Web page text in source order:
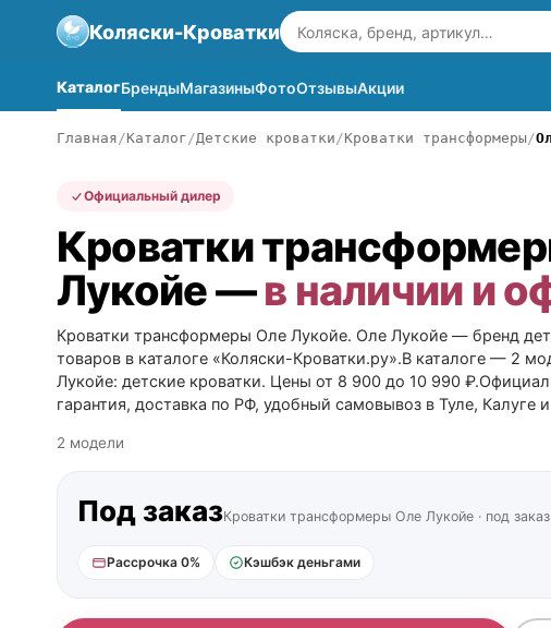
Коляски-Кроватки
КаталогБрендыМагазиныФотоОтзывыАкции
Главная Каталог Детские кроватки Кроватки трансформеры
Официальный дилер
Кроватки
Лукойе —в наличии и
Кроватки трансформеры Оле Лукойе. Оле Лукойе — бренд
товаров в каталоге «Коляски-Кроватки.ру».В каталоге — 2
Лукойе: детские кроватки. Цены от 8 900 до 10 990
гарантия, доставка по РФ, удобный самовывоз в Туле, Калуге
2 модели
Под заказКроватки трансформеры Оле Лукойе · под заказ
Рассрочка 0% Кэшбэк деньгами